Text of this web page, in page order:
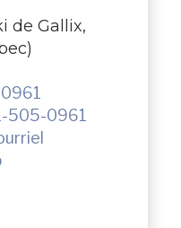
de Gallix,
505-0961